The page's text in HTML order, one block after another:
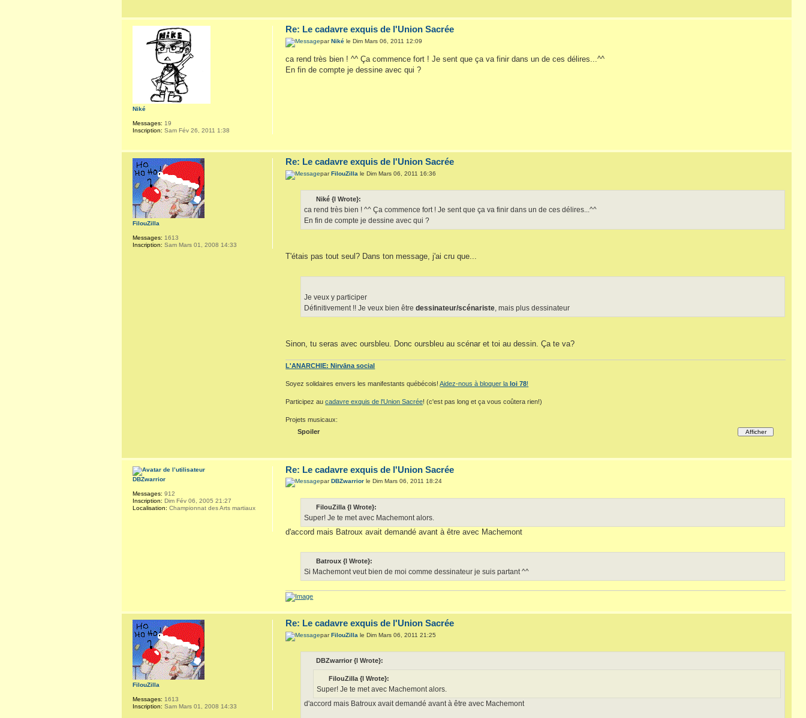
Re: Le cadavre exquis de l'Union Sacrée
parNiké le Dim Mars 06, 2011 12:09
ca rend très bien ! ^^ Ça commence fort ! Je sent que ça va finir dans un de ces délires...^^
En fin de compte je dessine avec qui ?
Niké
Messages: 19
Inscription: Sam Fév 26, 2011 1:38
Re: Le cadavre exquis de l'Union Sacrée
parFilouZilla le Dim Mars 06, 2011 16:36
Niké {l Wrote}:
ca rend très bien ! ^^ Ça commence fort ! Je sent que ça va finir dans un de ces délires...^^
En fin de compte je dessine avec qui ?
T'étais pas tout seul? Dans ton message, j'ai cru que...
Je veux y participer
Définitivement !! Je veux bien êtredessinateur/scénariste, mais plus dessinateur
Sinon, tu seras avec oursbleu. Donc oursbleu au scénar et toi au dessin. Ça te va?
L'ANARCHIE: Nirvāna social
Soyez solidaires envers les manifestants québécois!Aidez-nous à bloquer la loi 78!
Participez aucadavre exquis de l'Union Sacrée! (c'est pas long et ça vous coûtera rien!)
Projets musicaux:
Spoiler
FilouZilla
Messages: 1613
Inscription: Sam Mars 01, 2008 14:33
Re: Le cadavre exquis de l'Union Sacrée
par DBZwarrior le Dim Mars 06, 2011 18:24
FilouZilla {l Wrote}:
Super! Je te met avec Machemont alors.
d'accord mais Batroux avait demandé avant à être avec Machemont
Batroux {l Wrote}:
Si Machemont veut bien de moi comme dessinateur je suis partant ^^
DBZwarrior
Messages: 912
Inscription: Dim Fév 06, 2005 21:27
Localisation: Championnat des Arts martiaux
Re: Le cadavre exquis de l'Union Sacrée
parFilouZilla le Dim Mars 06, 2011 21:25
DBZwarrior {l Wrote}:
FilouZilla {l Wrote}:
Super! Je te met avec Machemont alors.
d'accord mais Batroux avait demandé avant à être avec Machemont
FilouZilla
Messages: 1613
Inscription: Sam Mars 01, 2008 14:33